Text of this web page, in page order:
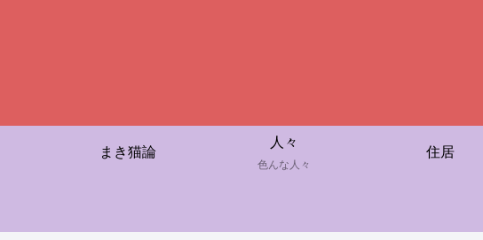
まき猫論
人々
色んな人々
住居